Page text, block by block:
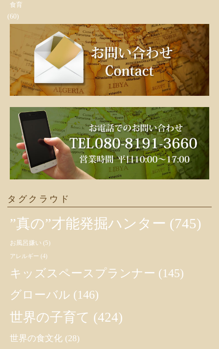
食育
(60)
タグクラウド
”真の”才能発掘ハンター (745)
お風呂嫌い (5)
アレルギー (4)
キッズスペースプランナー (145)
グローバル (146)
世界の子育て (424)
世界の食文化 (28)